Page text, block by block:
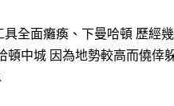
全面癱瘓、下曼哈頓 歷經
頓中城 因為地勢較高而僥倖